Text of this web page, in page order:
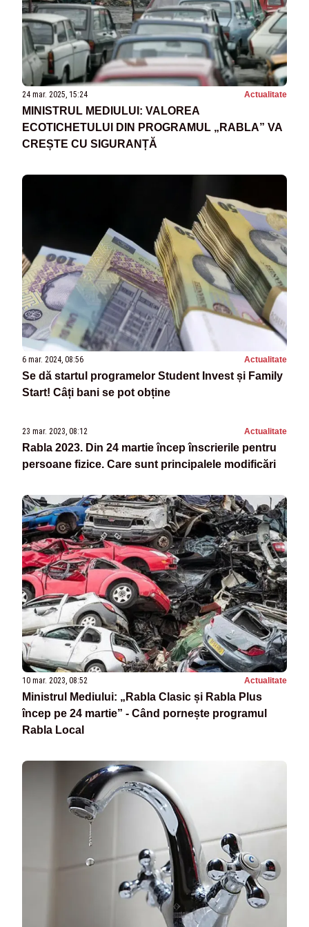
24 mar. 2025, 15:24 Actualitate
MINISTRUL MEDIULUI: VALOREA
ECOTICHETULUI DIN PROGRAMUL „RABLA” VA
CREȘTE CU SIGURANȚĂ
6 mar. 2024, 08:56 Actualitate
Se dă startul programelor Student Invest și Family
Start! Câți bani se pot obține
23 mar. 2023, 08:12 Actualitate
Rabla 2023. Din 24 martie încep înscrierile pentru
persoane fizice. Care sunt principalele modificări
10 mar. 2023, 08:52 Actualitate
Ministrul Mediului: „Rabla Clasic și Rabla Plus
încep pe 24 martie” - Când pornește programul
Rabla Local